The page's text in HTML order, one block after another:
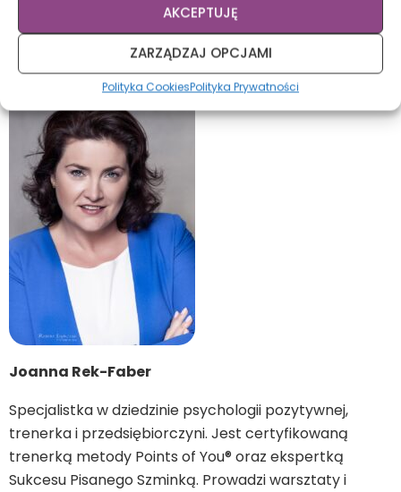
AKCEPTUJĘ
ZARZĄDZAJ OPCJAMI
Polityka CookiesPolityka Prywatności
O autorce:
Joanna Rek-Faber
Specjalistka w dziedzinie psychologii pozytywnej,
trenerka i przedsiębiorczyni. Jest certyfikowaną
trenerką metody Points of You® oraz ekspertką
Sukcesu Pisanego Szminką. Prowadzi warsztaty i